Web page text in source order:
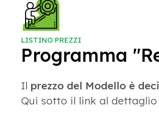
LISTINO PREZZI
Programma
Il prezzo del Modello è
Qui sotto il link al dettaglio